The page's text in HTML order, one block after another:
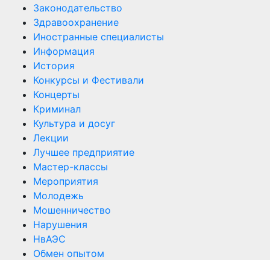
Законодательство
Здравоохранение
Иностранные специалисты
Информация
История
Конкурсы и Фестивали
Концерты
Криминал
Культура и досуг
Лекции
Лучшее предприятие
Мастер-классы
Мероприятия
Молодежь
Мошенничество
Нарушения
НвАЭС
Обмен опытом